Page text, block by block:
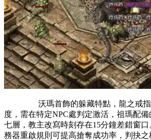
沃瑪首飾的躲藏特點，龍之戒指
度，需在特定NPC處判定激活，祖瑪配
七層，教主改寫時刻存在15分鐘差
務器重啟規則可提高搶奪成功率，判抉